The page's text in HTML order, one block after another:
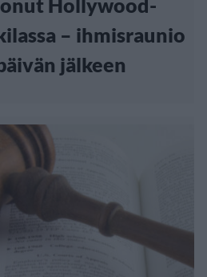
Hollywood-
– ihmisraunio
jälkeen